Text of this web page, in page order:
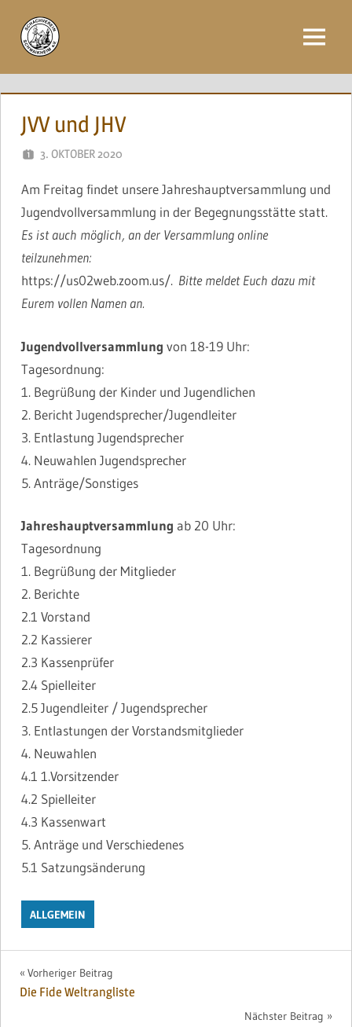
Inhalt
springen
Menü
JVV und JHV
3. OKTOBER 2020
Am Freitag findet unsere Jahreshauptversammlung und
Jugendvollversammlung in der Begegnungsstätte statt.
Es ist auch möglich, an der Versammlung online
teilzunehmen:
https://us02web.zoom.us/. Bitte meldet Euch dazu mit
Eurem vollen Namen an.
Jugendvollversammlung von 18-19 Uhr:
Tagesordnung:
1. Begrüßung der Kinder und Jugendlichen
2. Bericht Jugendsprecher/Jugendleiter
3. Entlastung Jugendsprecher
4. Neuwahlen Jugendsprecher
5. Anträge/Sonstiges
Jahreshauptversammlung ab 20 Uhr:
Tagesordnung
1. Begrüßung der Mitglieder
2. Berichte
2.1 Vorstand
2.2 Kassierer
2.3 Kassenprüfer
2.4 Spielleiter
2.5 Jugendleiter / Jugendsprecher
3. Entlastungen der Vorstandsmitglieder
4. Neuwahlen
4.1 1.Vorsitzender
4.2 Spielleiter
4.3 Kassenwart
5. Anträge und Verschiedenes
5.1 Satzungsänderung
ALLGEMEIN
Beitragsnavigation
Vorheriger Beitrag
Die Fide Weltrangliste
Nächster Beitrag